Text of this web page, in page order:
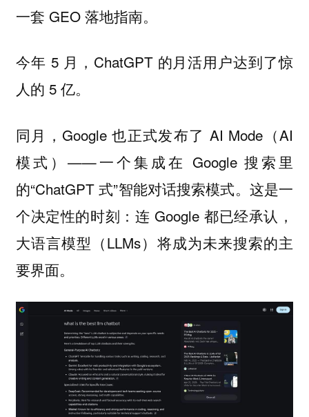
一套 GEO 落地指南。
今年 5 月，ChatGPT 的月活用户达到了惊
人的 5 亿。
同月，Google 也正式发布了 AI Mode（AI
模式）——一个集成在 Google 搜索里
的“ChatGPT 式”智能对话搜索模式。这是一
个决定性的时刻：连 Google 都已经承认，
大语言模型（LLMs）将成为未来搜索的主
要界面。